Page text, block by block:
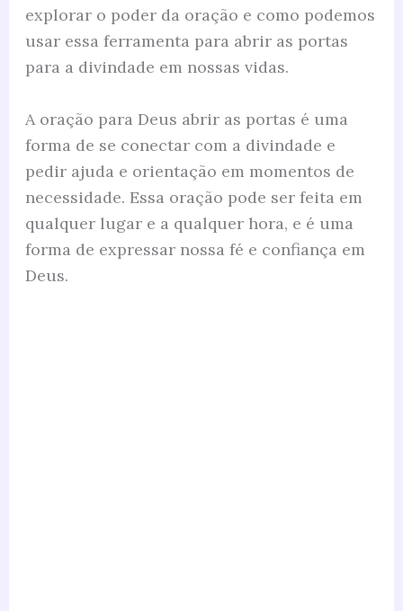
explorar o poder da oração e como podemos
usar essa ferramenta para abrir as portas
para a divindade em nossas vidas.
A oração para Deus abrir as portas é uma
forma de se conectar com a divindade e
pedir ajuda e orientação em momentos de
necessidade. Essa oração pode ser feita em
qualquer lugar e a qualquer hora, e é uma
forma de expressar nossa fé e confiança em
Deus.